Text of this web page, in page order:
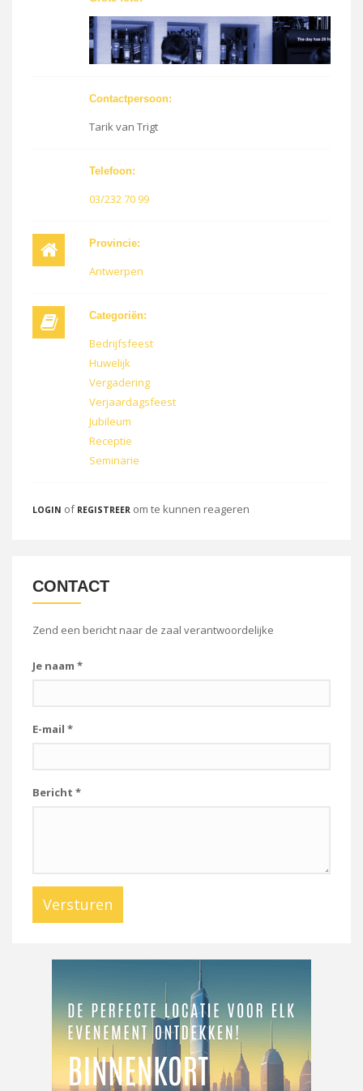
Contactpersoon:
Tarik van Trigt
Telefoon:
03/232 70 99
Provincie:
Antwerpen
Categoriën:
Bedrijfsfeest
Huwelijk
Vergadering
Verjaardagsfeest
Jubileum
Receptie
Seminarie
LOGIN of REGISTREER om te kunnen reageren
CONTACT
Zend een bericht naar de zaal verantwoordelijke
Je naam *
E-mail *
Bericht *
Versturen